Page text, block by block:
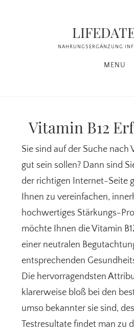
NAHRUNGSERGÄNZUNG
MENU
Vitamin B12
Sie sind auf der Suche nach
gut sein sollen? Dann sind
der richtigen Internet-Seite
Ihnen zu vereinfachen,
hochwertiges Stärkungs-
möchte Ihnen die Vitamin
einer neutralen
entsprechenden
Die hervorragendsten
klarerweise bloß bei den
umso bekannter sie sind,
Testresultate findet man zu